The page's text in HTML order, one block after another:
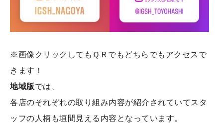
※画像クリックしてもＱＲでもどちらでもアクセスで
きます！
地域版では、
各店のそれぞれの取り組み内容が紹介されていてスタ
ッフの人柄も垣間見える内容となっています。